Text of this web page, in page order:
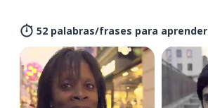
52 palabras/frases para aprender